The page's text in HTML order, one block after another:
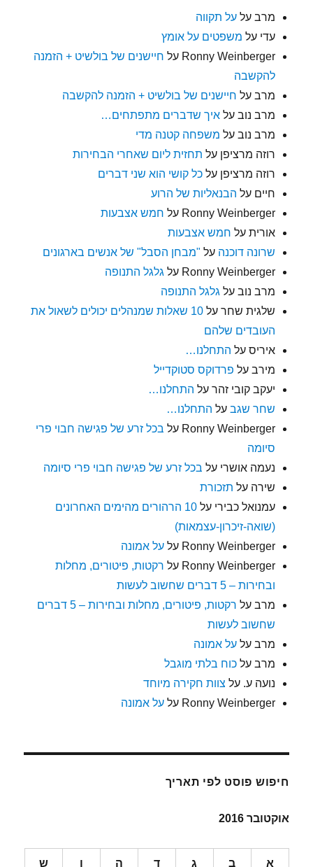
מרב עלעל תקווה
עדי על משפטים על אומץ
Ronny Weinberger על חיישנים של בולשיט + הזמנה
להקשבה
מרב על חיישנים של בולשיט + הזמנה להקשבה
מרב נוב עלאיך שדברים מתפתחים…
מרב נוב על משפחה קטנה מדי
רוזה מרציפן על תחזית ליום שאחרי הבחירות
רוזה מרציפן עלכל קושי הוא שני דברים
חיים על הבנאליות של הרוע
Ronny Weinberger על חמש אצבעות
אורית על חמש אצבעות
שרונה דוכנה על "מבחן הסבל" של אנשים בארגונים
Ronny Weinberger על גלגל התנופה
מרב נוב על גלגל התנופה
שלגית שחר על
10 שאלות שמנהלים יכולים לשאול את
העובדים שלהם
איריס על התחלנו…
מירב על פרדוקס סטוקדייל
יעקב קובי זהר על התחלנו…
שחר שגב על התחלנו…
Ronny Weinberger על בכל זרע של פגישה חבוי פרי
סיומה
נעמה אושרי על בכל זרע של פגישה חבוי פרי סיומה
שירה על תזכורת
עמנואל כבירי על
10 הרהורים מהימים האחרונים
(שואה-זיכרון-עצמאות)
Ronny Weinberger עלעל אמונה
Ronny Weinberger על רקטות, פיטורים, מחלות
ובחירות – 5 דברים שחשוב לעשות
מרב על
רקטות, פיטורים, מחלות ובחירות – 5 דברים
שחשוב לעשות
מרב עלעל אמונה
מרב עלכוח בלתי מוגבל
נועה ע. על צוות חקירה מיוחד
Ronny Weinberger עלעל אמונה
חיפוש פוסט לפי תאריך
אוקטובר 2016
א ב ג ד ה ו ש